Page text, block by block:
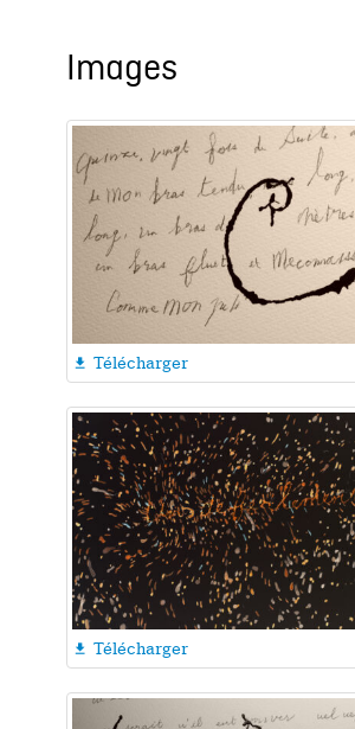
Images
 Télécharger
 Télécharger